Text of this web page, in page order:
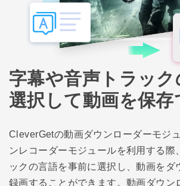
字幕や音声トラッ
選択して動画を保存
CleverGetの動画ダウンローダーモジ
ンレコーダーモジュールを利用する際
ックの言語を事前に選択し、動画をダ
録画することができます。動画ダウン